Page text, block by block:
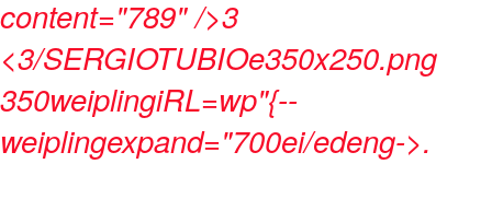
content="789" />3
<3/SERGIOTUBIOe350x250.png
350weiplingiRL=wp"{--
weiplingexpand="700ei/edeng->.